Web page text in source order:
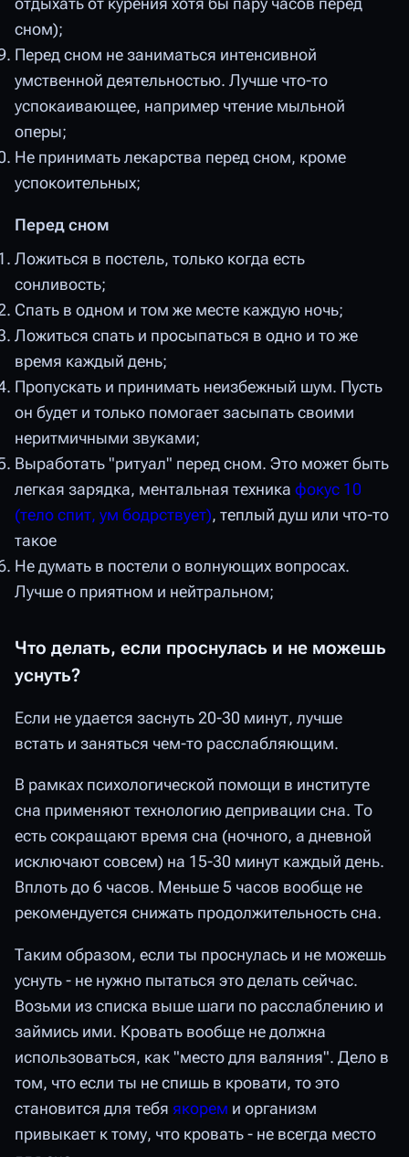
сном);
Перед сном не заниматься интенсивной
умственной деятельностью. Лучше что-то
успокаивающее, например чтение мыльной
оперы;
Не принимать лекарства перед сном, кроме
успокоительных;
Перед сном
Ложиться в постель, только когда есть
сонливость;
Спать в одном и том же месте каждую ночь;
Ложиться спать и просыпаться в одно и то же
время каждый день;
Пропускать и принимать неизбежный шум. Пусть
он будет и только помогает засыпать своими
неритмичными звуками;
Выработать "ритуал" перед сном. Это может быть
легкая зарядка, ментальная техника фокус 10
(тело спит, ум бодрствует), теплый душ или что-то
такое
Не думать в постели о волнующих вопросах.
Лучше о приятном и нейтральном;
Что делать, если проснулась и не можешь
уснуть?
Если не удается заснуть 20-30 минут, лучше
встать и заняться чем-то расслабляющим.
В рамках психологической помощи в институте
сна применяют технологию депривации сна. То
есть сокращают время сна (ночного, а дневной
исключают совсем) на 15-30 минут каждый день.
Вплоть до 6 часов. Меньше 5 часов вообще не
рекомендуется снижать продолжительность сна.
Таким образом, если ты проснулась и не можешь
уснуть - не нужно пытаться это делать сейчас.
Возьми из списка выше шаги по расслаблению и
займись ими. Кровать вообще не должна
использоваться, как "место для валяния". Дело в
том, что если ты не спишь в кровати, то это
становится для тебя якорем и организм
привыкает к тому, что кровать - не всегда место